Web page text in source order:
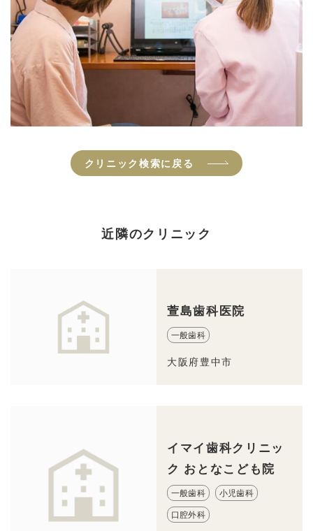
クリニック検索に戻る
近隣のクリニック
萱島歯科医院
一般歯科
大阪府豊中市
イマイ歯科クリニッ
ク おとなこども院
一般歯科 小児歯科
口腔外科